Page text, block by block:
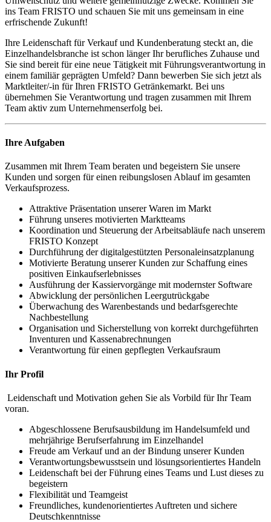
ins Team FRISTO und schauen Sie mit uns gemeinsam in eine
erfrischende Zukunft!
Ihre Leidenschaft für Verkauf und Kundenberatung steckt an, die
Einzelhandelsbranche ist schon länger Ihr berufliches Zuhause und
Sie sind bereit für eine neue Tätigkeit mit Führungsverantwortung in
einem familiär geprägten Umfeld? Dann bewerben Sie sich jetzt als
Marktleiter/-in für Ihren FRISTO Getränkemarkt. Bei uns
übernehmen Sie Verantwortung und tragen zusammen mit Ihrem
Team aktiv zum Unternehmenserfolg bei.
Ihre Aufgaben
Zusammen mit Ihrem Team beraten und begeistern Sie unsere
Kunden und sorgen für einen reibungslosen Ablauf im gesamten
Verkaufsprozess.
Attraktive Präsentation unserer Waren im Markt
Führung unseres motivierten Marktteams
Koordination und Steuerung der Arbeitsabläufe nach unserem
FRISTO Konzept
Durchführung der digitalgestützten Personaleinsatzplanung
Motivierte Beratung unserer Kunden zur Schaffung eines
positiven Einkaufserlebnisses
Ausführung der Kassiervorgänge mit modernster Software
Abwicklung der persönlichen Leergutrückgabe
Überwachung des Warenbestands und bedarfsgerechte
Nachbestellung
Organisation und Sicherstellung von korrekt durchgeführten
Inventuren und Kassenabrechnungen
Verantwortung für einen gepflegten Verkaufsraum
Ihr Profil
Leidenschaft und Motivation gehen Sie als Vorbild für Ihr Team
voran.
Abgeschlossene Berufsausbildung im Handelsumfeld und
mehrjährige Berufserfahrung im Einzelhandel
Freude am Verkauf und an der Bindung unserer Kunden
Verantwortungsbewusstsein und lösungsorientiertes Handeln
Leidenschaft bei der Führung eines Teams und Lust dieses zu
begeistern
Flexibilität und Teamgeist
Freundliches, kundenorientiertes Auftreten und sichere
Deutschkenntnisse